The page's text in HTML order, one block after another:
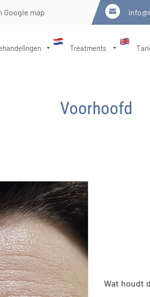
Google map 
Treatments
Voorhoofd
Wat houdt